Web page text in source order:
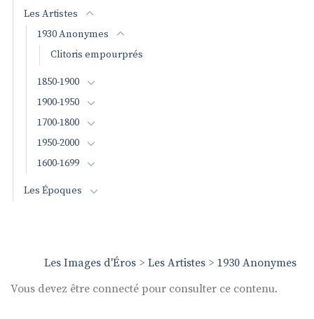
Les Images d'Éros > Les Artistes > 1930 Anonymes
Vous devez être connecté pour consulter ce contenu.
Les Artistes
1930 Anonymes
Clitoris empourprés
1850-1900
1900-1950
1700-1800
1950-2000
1600-1699
Les Époques